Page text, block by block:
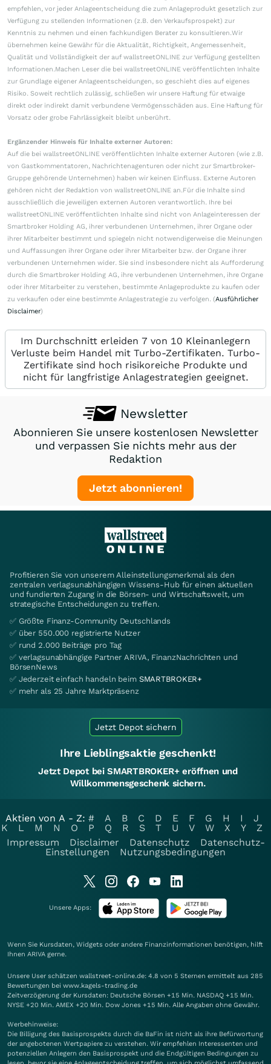
empfehlen, vor jeder Anlageentscheidung die zum Anlageprodukt gesetzlich zur
Verfügung zu stellenden Informationen (z.B. den Verkaufsprospekt) zur
Kenntnis zu nehmen und einen fachkundigen Berater zu konsultieren.Wir
übernehmen keine Gewähr für die Aktualität, Richtigkeit, Angemessenheit,
Qualität und Vollständigkeit der auf wallstreetONLINE zur Verfügung gestellten
Informationen.Machen Leser die bei wallstreetONLINE veröffentlichten Inhalte
zur Grundlage eigener Anlageentscheidungen, so geschieht dies auf eigenes
Risiko. Soweit rechtlich zulässig, schließen wir unsere Haftung für etwaige
direkt oder indirekt damit verbundene Vermögensschäden aus. Eine Haftung für
Vorsatz oder grobe Fahrlässigkeit bleibt unberührt.
Ergänzender Hinweis für Inhalte externer Autoren:
Auf die bei wallstreetONLINE veröffentlichten Inhalte externer Autoren (wie z.B.
von Gastkommentatoren, Nachrichtenagenturen oder nicht zur Smartbroker-
Gruppe gehörende Unternehmen) haben wir keinen Einfluss. Externe Autoren
gehören nicht der Redaktion von wallstreetONLINE an.Für die Inhalte sind
ausschließlich die jeweiligen externen Autoren verantwortlich. Ihre bei
wallstreetONLINE veröffentlichten Inhalte sind nicht von Anlageinteressen der
Smartbroker Holding AG, ihrer verbundenen Unternehmen, ihrer Organe oder
ihrer Mitarbeiter bestimmt und spiegeln nicht notwendigerweise die Meinungen
und Auffassungen ihrer Organe oder ihrer Mitarbeiter bzw. der Organe ihrer
verbundenen Unternehmen wider. Sie sind insbesondere nicht als Aufforderung
durch die Smartbroker Holding AG, ihre verbundenen Unternehmen, ihre Organe
oder ihrer Mitarbeiter zu verstehen, bestimmte Anlageprodukte zu kaufen oder
zu verkaufen oder eine bestimmte Anlagestrategie zu verfolgen. (Ausführlicher
Disclaimer)
Im Durchschnitt erleiden 7 von 10 Kleinanlegern
Verluste beim Handel mit Turbo-Zertifikaten. Turbo-
Zertifikate sind hoch risikoreiche Produkte und
nicht für langfristige Anlagestrategien geeignet.
Newsletter
Abonnieren Sie unsere kostenlosen Newsletter
und verpassen Sie nichts mehr aus der
Redaktion
Jetzt abonnieren!
Profitieren Sie von unserem Alleinstellungsmerkmal als den
zentralen verlagsunabhängigen Wissens-Hub für einen aktuellen
und fundierten Zugang in die Börsen- und Wirtschaftswelt, um
strategische Entscheidungen zu treffen.
✅ Größte Finanz-Community Deutschlands
✅ über 550.000 registrierte Nutzer
✅ rund 2.000 Beiträge pro Tag
✅ verlagsunabhängige Partner ARIVA, FinanzNachrichten und
BörsenNews
✅ Jederzeit einfach handeln beim SMARTBROKER+
✅ mehr als 25 Jahre Marktpräsenz
Jetzt Depot sichern
Ihre Lieblingsaktie geschenkt!
Jetzt Depot bei SMARTBROKER+ eröffnen und
Willkommensgeschenk sichern.
Aktien von A - Z: # A B C D E F G H I
J
K
L M N O P Q R S T U V W X Y
Z
Impressum
Disclaimer Datenschutz
Datenschutz-
Einstellungen
Nutzungsbedingungen
Unsere Apps:
Wenn Sie Kursdaten, Widgets oder andere Finanzinformationen benötigen, hilft
Ihnen ARIVA gerne.
Unsere User schätzen wallstreet-online.de: 4.8 von 5 Sternen ermittelt aus 285
Bewertungen bei www.kagels-trading.de
Zeitverzögerung der Kursdaten: Deutsche Börsen +15 Min. NASDAQ +15 Min.
NYSE +20 Min. AMEX +20 Min. Dow Jones +15 Min. Alle Angaben ohne Gewähr.
Werbehinweise:
Die Billigung des Basisprospekts durch die BaFin ist nicht als ihre Befürwortung
der angebotenen Wertpapiere zu verstehen. Wir empfehlen Interessenten und
potenziellen Anlegern den Basisprospekt und die Endgültigen Bedingungen zu